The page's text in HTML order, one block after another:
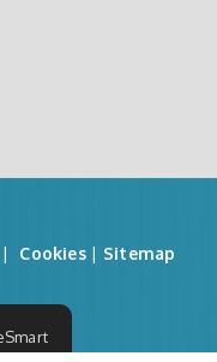
| Cookies | Sitemap